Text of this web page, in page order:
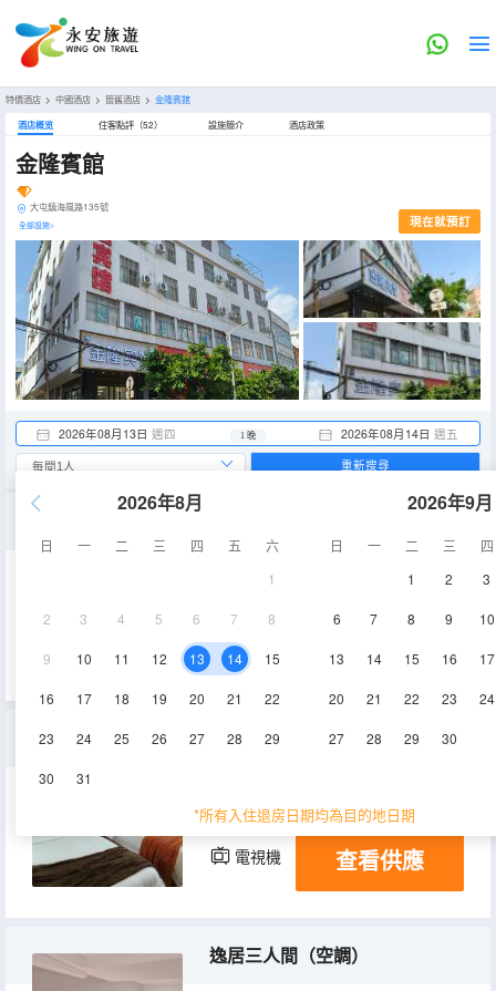
特價酒店 > 中國酒店 > 箇舊酒店 > 金隆賓館
酒店概览 住客點評（52） 設施簡介 酒店政策
金隆賓館
大屯鎮海風路135號
全部設施> 現在就預訂
2026年08月13日 週四 2026年08月14日 週五
1 晚
2026年8月
日 一 二 三 四 五
六
1
2 3 4 5 6 7 8
9 10 11 12 13 14 15
16 17 18 19 20 21 22
23 24 25 26 27 28 29
30 31
2026年9月
日 一 二 三
四
1
2 3
6 7 8 9 10
13 14 15 16 17
20 21 22 23 24
27 28 29 30
*所有入住退房日期均為目的地日期
重新搜尋
空調
電視機
特價雙人床
20㎡ 3層 空調
電視機 查看供應
逸居三人間（空調）